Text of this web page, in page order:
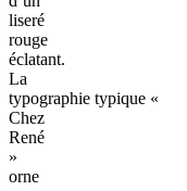
liseré
rouge
éclatant.
La
typographie typique «
Chez
René
»
orne